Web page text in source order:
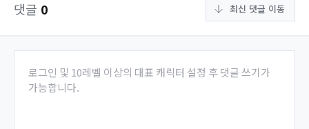
댓글 0 최신 댓글 이동
로그인 및 10레벨 이상의 대표 캐릭터 설정 후 댓글 쓰기가
가능합니다.